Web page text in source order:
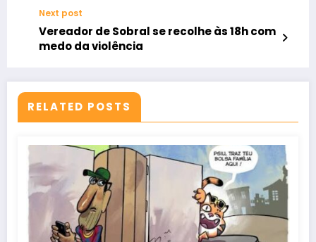
Next post
Vereador de Sobral se recolhe às 18h com
medo da violência
RELATED POSTS